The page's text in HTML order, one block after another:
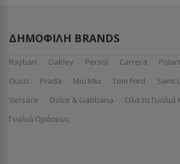
ΔΗΜΟΦΙΛΉ BRANDS
Rayban Oakley Persol Carrera
Gucci
Prada Miu Miu Tom Ford Saint
Versace
Dolce & Gabbana
Όλα τα Γυαλιά
Γυαλιά Οράσεως